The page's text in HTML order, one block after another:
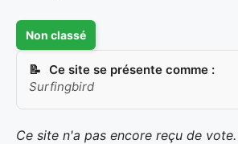
Non classé
Ce site se présente comme :
Surfingbird
Ce site n'a pas encore reçu de vote.